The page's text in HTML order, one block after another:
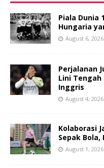
Piala Dunia
Hungaria
August 6, 2026
Perjalanan
Lini Tengah
Inggris
August 4, 2026
Kolaborasi
Sepak
August 1, 2026